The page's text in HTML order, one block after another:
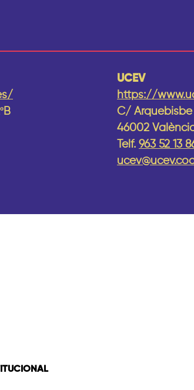
UCEV
https://
C/ Arquebisbe
46002
Telf. 963 52 13